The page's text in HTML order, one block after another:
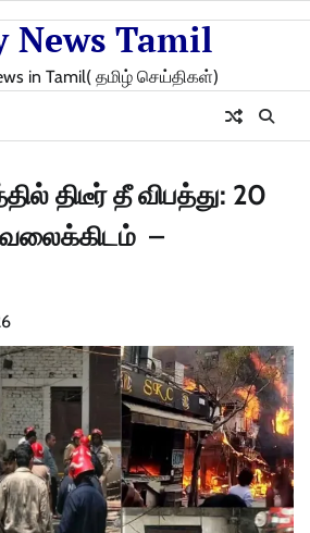
News Tamil
in Tamil( தமிழ் செய்திகள்)
திடீர் தீ விபத்து: 20
–